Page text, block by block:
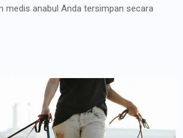
medis anabul Anda tersimpan secara